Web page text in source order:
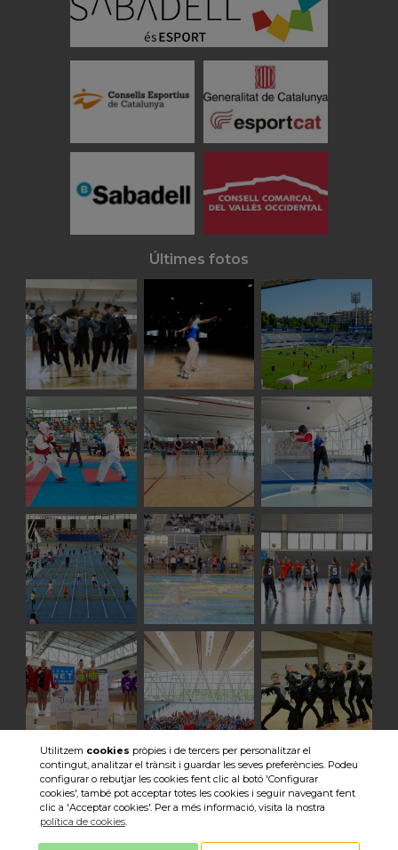
Últimes fotos
Veure totes les imatges
Utilitzem cookies pròpies i de tercers per personalitzar el
contingut, analitzar el trànsit i guardar les seves preferències. Podeu
configurar o rebutjar les cookies fent clic al botó 'Configurar
cookies', també pot acceptar totes les cookies i seguir navegant fent
clic a 'Acceptar cookies'. Per a més informació, visita la nostra
política de cookies.